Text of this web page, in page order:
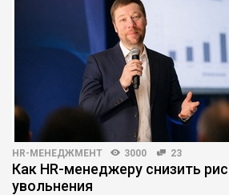
HR-МЕНЕДЖМЕНТ 3000 23
Как HR-менеджеру снизить
увольнения